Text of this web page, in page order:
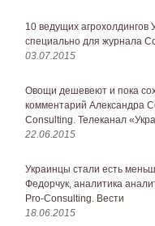
10 ведущих
специально для журнала
03.07.2015
Овощи дешевеют и пока
комментарий Александра
Consulting. Телеканал
22.06.2015
Украинцы стали есть
Федорчук, аналитика
Pro-Consulting. Вести
18.06.2015